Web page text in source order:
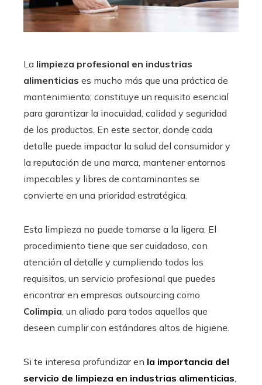
La limpieza profesional en industrias
alimenticias es mucho más que una práctica de
mantenimiento; constituye un requisito esencial
para garantizar la inocuidad, calidad y seguridad
de los productos. En este sector, donde cada
detalle puede impactar la salud del consumidor y
la reputación de una marca, mantener entornos
impecables y libres de contaminantes se
convierte en una prioridad estratégica.
Esta limpieza no puede tomarse a la ligera. El
procedimiento tiene que ser cuidadoso, con
atención al detalle y cumpliendo todos los
requisitos, un servicio profesional que puedes
encontrar en empresas outsourcing como
Colimpia, un aliado para todos aquellos que
deseen cumplir con estándares altos de higiene.
Si te interesa profundizar en la importancia del
servicio de limpieza en industrias alimenticias,